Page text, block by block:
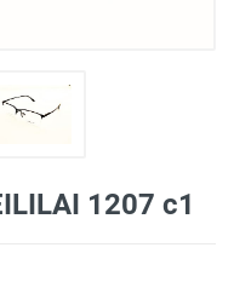
1207 с1